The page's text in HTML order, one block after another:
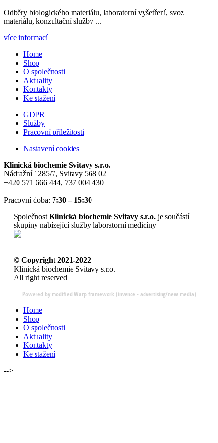
Odběry biologického materiálu, laboratorní vyšetření, svoz
materiálu, konzultační služby ...
více informací
Home
Shop
O společnosti
Aktuality
Kontakty
Ke stažení
GDPR
Služby
Pracovní příležitosti
Nastavení cookies
Klinická biochemie Svitavy s.r.o.
Nádražní 1285/7, Svitavy 568 02
+420 571 666 444, 737 004 430
Pracovní doba: 7:30 – 15:30
Společnost Klinická biochemie Svitavy s.r.o. je součástí
skupiny nabízející služby laboratorní medicíny
© Copyright 2021-2022
Klinická biochemie Svitavy s.r.o.
All right reserved
Powered by modified Warp framework (invence - advertising/new media)
Home
Shop
O společnosti
Aktuality
Kontakty
Ke stažení
-->